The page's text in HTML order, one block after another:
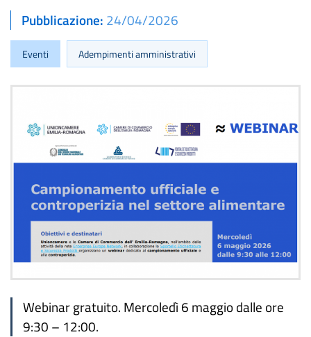
Pubblicazione 24/04/2026
Eventi Adempimenti amministrativi
Webinar gratuito. Mercoledì 6 maggio dalle ore
9:30 – 12:00.